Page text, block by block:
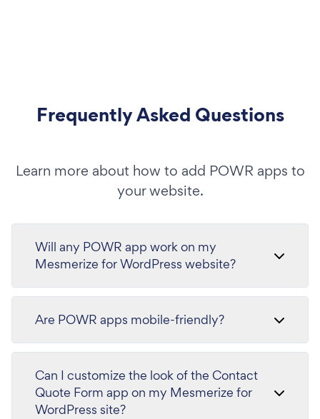
Frequently Asked Questions
Learn more about how to add POWR apps to
your website.
Will any POWR app work on my
Mesmerize for WordPress website?
Are POWR apps mobile-friendly?
Can I customize the look of the Contact
Quote Form app on my Mesmerize for
WordPress site?